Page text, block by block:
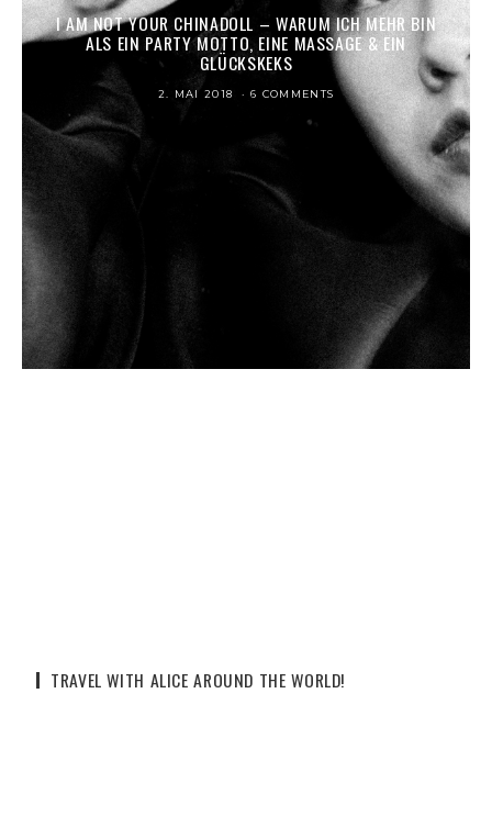
I AM NOT YOUR CHINADOLL – WARUM ICH MEHR BIN
ALS EIN PARTY MOTTO, EINE MASSAGE & EIN
GLÜCKSKEKS
2. MAI 2018 6 COMMENTS
TRAVEL WITH ALICE AROUND THE WORLD!